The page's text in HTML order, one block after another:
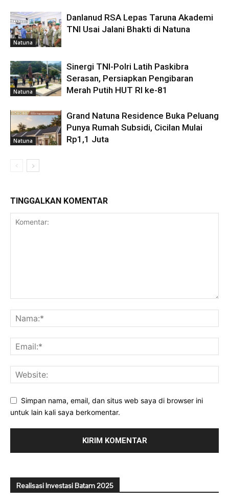
Natuna
Danlanud RSA Lepas Taruna Akademi
TNI Usai Jalani Bhakti di Natuna
Natuna
Sinergi TNI-Polri Latih Paskibra
Serasan, Persiapkan Pengibaran
Merah Putih HUT RI ke-81
Natuna
Grand Natuna Residence Buka Peluang
Punya Rumah Subsidi, Cicilan Mulai
Rp1,1 Juta
TINGGALKAN KOMENTAR
Simpan nama, email, dan situs web saya di browser ini
untuk lain kali saya berkomentar.
Realisasi Investasi Batam 2025